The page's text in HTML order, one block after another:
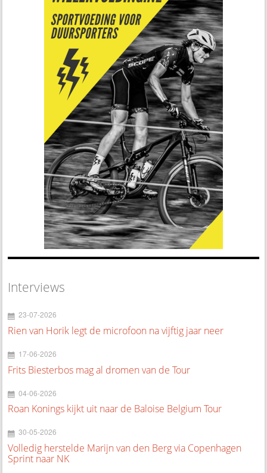
Interviews
23-07-2026
Rien van Horik legt de microfoon na vijftig jaar neer
17-06-2026
Frits Biesterbos mag al dromen van de Tour
04-06-2026
Roan Konings kijkt uit naar de Baloise Belgium Tour
30-05-2026
Volledig herstelde Marijn van den Berg via Copenhagen
Sprint naar NK